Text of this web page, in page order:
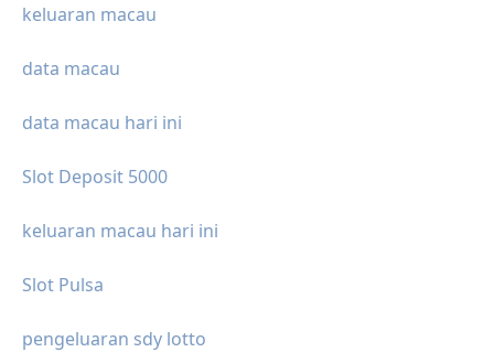
keluaran macau
data macau
data macau hari ini
Slot Deposit 5000
keluaran macau hari ini
Slot Pulsa
pengeluaran sdy lotto